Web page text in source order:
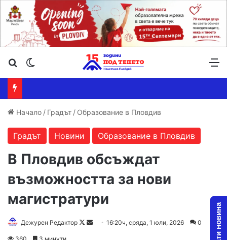
Търсене ...
Начало / Градът / Образование в Пловдив
Градът Новини Образование в Пловдив
В Пловдив обсъждат
възможността за нови
магистратури
Дежурен Редактор
Follow
Send16:20ч, сряда, 1 юли, 2026 0